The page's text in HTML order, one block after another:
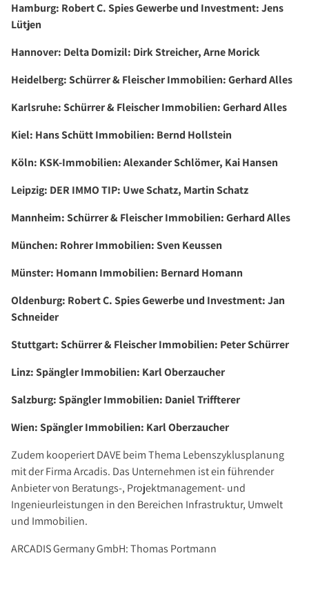
Hamburg: Robert C. Spies Gewerbe und Investment: Jens
Lütjen
Hannover: Delta Domizil: Dirk Streicher, Arne Morick
Heidelberg: Schürrer & Fleischer Immobilien: Gerhard Alles
Karlsruhe: Schürrer & Fleischer Immobilien: Gerhard Alles
Kiel: Hans Schütt Immobilien: Bernd Hollstein
Köln: KSK-Immobilien: Alexander Schlömer, Kai Hansen
Leipzig: DER IMMO TIP: Uwe Schatz, Martin Schatz
Mannheim: Schürrer & Fleischer Immobilien: Gerhard Alles
München: Rohrer Immobilien: Sven Keussen
Münster: Homann Immobilien: Bernard Homann
Oldenburg: Robert C. Spies Gewerbe und Investment: Jan
Schneider
Stuttgart: Schürrer & Fleischer Immobilien: Peter Schürrer
Linz: Spängler Immobilien: Karl Oberzaucher
Salzburg: Spängler Immobilien: Daniel Triffterer
Wien: Spängler Immobilien: Karl Oberzaucher
Zudem kooperiert DAVE beim Thema Lebenszyklusplanung
mit der Firma Arcadis. Das Unternehmen ist ein führender
Anbieter von Beratungs-, Projektmanagement- und
Ingenieurleistungen in den Bereichen Infrastruktur, Umwelt
und Immobilien.
ARCADIS Germany GmbH: Thomas Portmann